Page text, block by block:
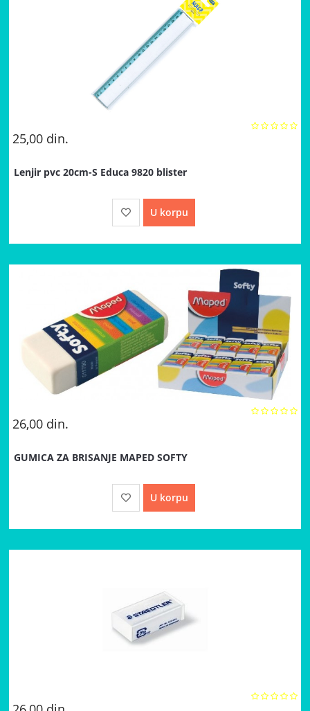
25,00 din.
Lenjir pvc 20cm-S Educa 9820 blister
U korpu
26,00 din.
GUMICA ZA BRISANJE MAPED SOFTY
U korpu